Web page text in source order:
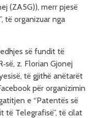
(ZA5G)), merr pjesë
të organizuar nga
së fundit të
z. Florian Gjonej
të gjithë anëtarët
për organizimin
e “Patentës së
të Telegrafisë”, të cilat